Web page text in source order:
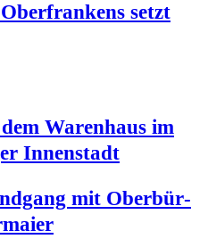
setzt
Waren­haus im
Innenstadt
mit Ober­bür­